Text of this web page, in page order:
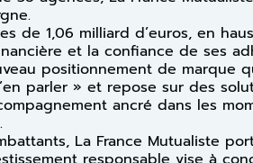
de 1,06 milliard d’euros, en
et la confiance de ses
positionnement de marque
parler » et repose sur des
ancré dans les
La France Mutualiste